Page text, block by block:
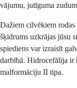
vājumu, jutīguma
Dažiem cilvēkiem rodas
šķidrums uzkrājas jūsu
spiediens var izraisīt
darbībā. Hidrocefālija ir
malformāciju II tipa.